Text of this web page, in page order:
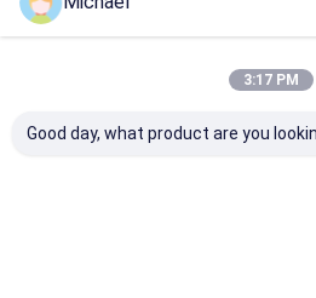
3:17 PM
Good day, what product are you